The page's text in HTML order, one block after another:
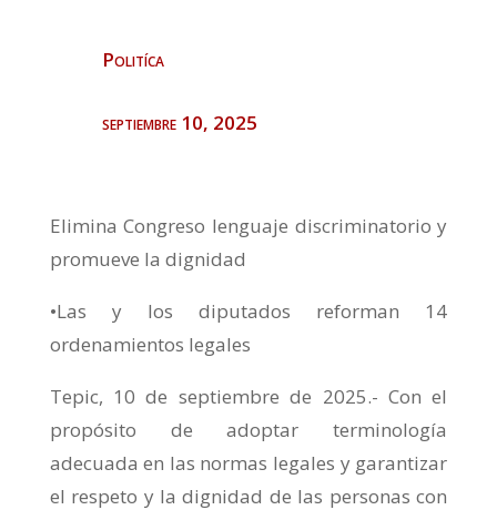
Politíca
septiembre 10, 2025
Elimina Congreso lenguaje discriminatorio y
promueve la dignidad
•Las y los diputados reforman 14
ordenamientos legales
Tepic, 10 de septiembre de 2025.- Con el
propósito de adoptar terminología
adecuada en las normas legales y garantizar
el respeto y la dignidad de las personas con